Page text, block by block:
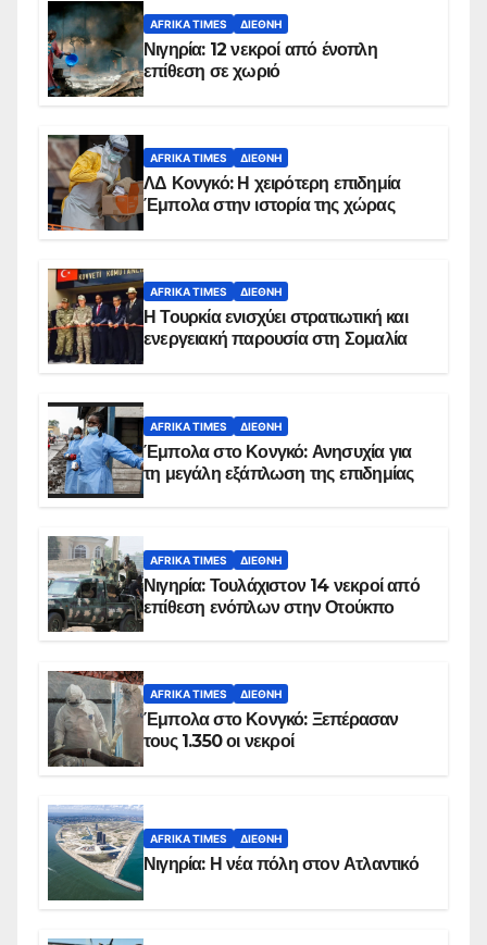
AFRIKA TIMES ΔΙΕΘΝΉ
Νιγηρία: 12 νεκροί από ένοπλη
επίθεση σε χωριό
AFRIKA TIMES ΔΙΕΘΝΉ
ΛΔ Κονγκό: Η χειρότερη επιδημία
Έμπολα στην ιστορία της χώρας
AFRIKA TIMES ΔΙΕΘΝΉ
Η Τουρκία ενισχύει στρατιωτική και
ενεργειακή παρουσία στη Σομαλία
AFRIKA TIMES ΔΙΕΘΝΉ
Έμπολα στο Κονγκό: Ανησυχία για
τη μεγάλη εξάπλωση της επιδημίας
AFRIKA TIMES ΔΙΕΘΝΉ
Νιγηρία: Τουλάχιστον 14 νεκροί από
επίθεση ενόπλων στην Οτούκπο
AFRIKA TIMES ΔΙΕΘΝΉ
Έμπολα στο Κονγκό: Ξεπέρασαν
τους 1.350 οι νεκροί
AFRIKA TIMES ΔΙΕΘΝΉ
Νιγηρία: Η νέα πόλη στον Ατλαντικό